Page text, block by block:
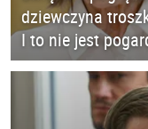
dziewczyna
I to nie jest